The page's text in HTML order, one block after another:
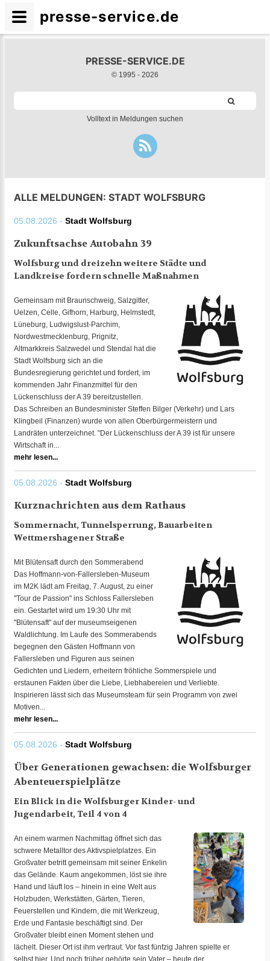
PRESSE-SERVICE.DE
© 1995 - 2026
Volltext in Meldungen suchen
ALLE MELDUNGEN: STADT WOLFSBURG
05.08.2026 - Stadt Wolfsburg
Zukunftsachse Autobahn 39
Wolfsburg und dreizehn weitere Städte und
Landkreise fordern schnelle Maßnahmen
Gemeinsam mit Braunschweig, Salzgitter,
Uelzen, Celle, Gifhorn, Harburg, Helmstedt,
Lüneburg, Ludwigslust-Parchim,
Nordwestmecklenburg, Prignitz,
Altmarkkreis Salzwedel und Stendal hat die
Stadt Wolfsburg sich an die
Bundesregierung gerichtet und fordert, im
kommenden Jahr Finanzmittel für den
Lückenschluss der A 39 bereitzustellen.
Das Schreiben an Bundesminister Steffen Bilger (Verkehr) und Lars
Klingbeil (Finanzen) wurde von allen Oberbürgermeistern und
Landräten unterzeichnet. "Der Lückenschluss der A 39 ist für unsere
Wirtschaft in...
mehr lesen...
05.08.2026 - Stadt Wolfsburg
Kurznachrichten aus dem Rathaus
Sommernacht, Tunnelsperrung, Bauarbeiten
Wettmershagener Straße
Mit Blütensaft durch den Sommerabend
Das Hoffmann-von-Fallersleben-Museum
im M2K lädt am Freitag, 7. August, zu einer
"Tour de Passion" ins Schloss Fallersleben
ein. Gestartet wird um 19:30 Uhr mit
"Blütensaft" auf der museumseigenen
Waldlichtung. Im Laufe des Sommerabends
begegnen den Gästen Hoffmann von
Fallersleben und Figuren aus seinen
Gedichten und Liedern, erheitern fröhliche Sommerspiele und
erstaunen Fakten über die Liebe, Liebhabereien und Verliebte.
Inspirieren lässt sich das Museumsteam für sein Programm von zwei
Motiven...
mehr lesen...
05.08.2026 - Stadt Wolfsburg
Über Generationen gewachsen: die Wolfsburger
Abenteuerspielplätze
Ein Blick in die Wolfsburger Kinder- und
Jugendarbeit, Teil 4 von 4
An einem warmen Nachmittag öffnet sich das
schwere Metalltor des Aktivspielplatzes. Ein
Großvater betritt gemeinsam mit seiner Enkelin
das Gelände. Kaum angekommen, löst sie ihre
Hand und läuft los – hinein in eine Welt aus
Holzbuden, Werkstätten, Gärten, Tieren,
Feuerstellen und Kindern, die mit Werkzeug,
Erde und Fantasie beschäftigt sind. Der
Großvater bleibt einen Moment stehen und
lächelt. Dieser Ort ist ihm vertraut. Vor fast fünfzig Jahren spielte er
selbst hier. Und noch früher gehörte sein Vater – heute der
presse-service.de